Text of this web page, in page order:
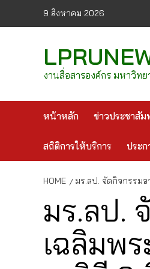
9 สิงหาคม 2026
งานสื่อสารองค์กร มหาวิท
หน้าหลัก ข่าวประชาสั
สถิติการให้บริการ ประ
HOME มร.ลป. จัดกิจกรรม
มร.ลป.
เฉลิมพ